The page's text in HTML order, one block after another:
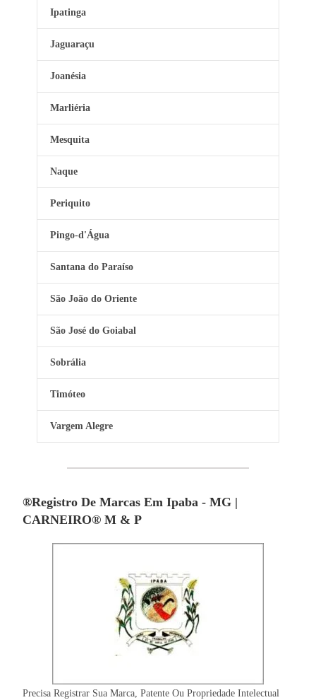
Ipatinga
Jaguaraçu
Joanésia
Marliéria
Mesquita
Naque
Periquito
Pingo-d'Água
Santana do Paraíso
São João do Oriente
São José do Goiabal
Sobrália
Timóteo
Vargem Alegre
®Registro De Marcas Em Ipaba - MG |
CARNEIRO® M & P
Precisa Registrar Sua Marca, Patente Ou Propriedade Intelectual